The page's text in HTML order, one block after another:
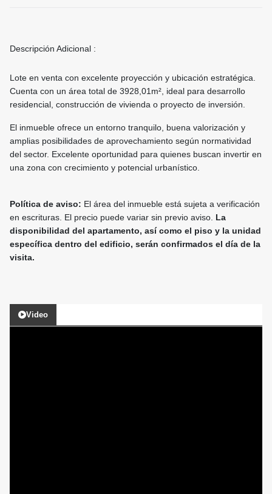
Descripción Adicional :
Lote en venta con excelente proyección y ubicación estratégica.
Cuenta con un área total de 3928,01m², ideal para desarrollo
residencial, construcción de vivienda o proyecto de inversión.
El inmueble ofrece un entorno tranquilo, buena valorización y
amplias posibilidades de aprovechamiento según normatividad
del sector. Excelente oportunidad para quienes buscan invertir en
una zona con crecimiento y potencial urbanístico.
Política de aviso: El área del inmueble está sujeta a verificación
en escrituras. El precio puede variar sin previo aviso. La
disponibilidad del apartamento, así como el piso y la unidad
específica dentro del edificio, serán confirmados el día de la
visita.
Video